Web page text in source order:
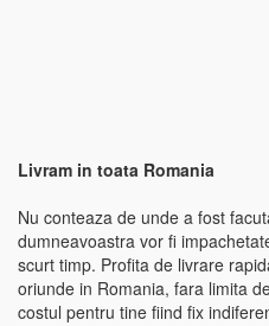
Livram in toata Romania
Nu conteaza de unde a fost
dumneavoastra vor fi
scurt timp. Profita de livrare
oriunde in Romania, fara limita
costul pentru tine fiind fix